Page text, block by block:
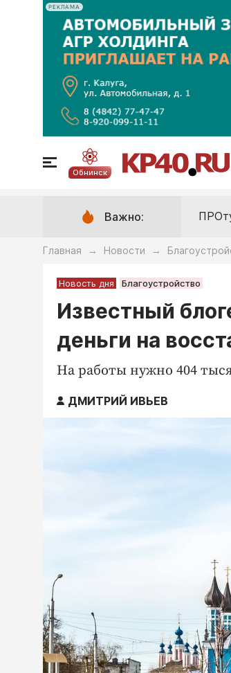
РЕКЛАМА
Обнинск
Важно:
Главная → Новости →
Новость дня Благоустройство
Известный
деньги на
На работы нужно 404
ДМИТРИЙ ИВЬЕВ